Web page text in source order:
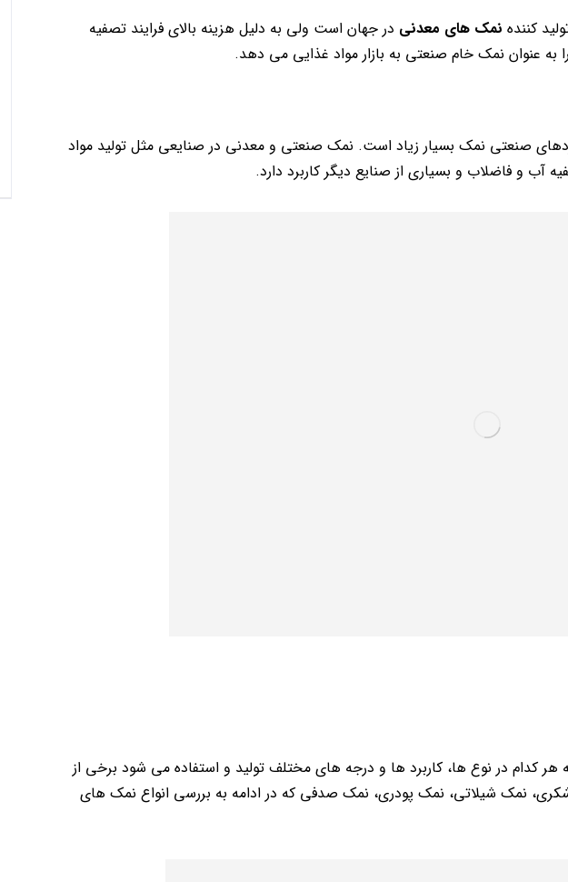
کننده نمک های معدنی در جهان است ولی به دلیل هزینه بالای فرایند تصفیه
عنوان نمک خام صنعتی به بازار مواد غذایی می دهد.
صنعتی نمک بسیار زیاد است. نمک صنعتی و معدنی در صنایعی مثل تولید مواد
آب و فاضلاب و بسیاری از صنایع دیگر کاربرد دارد.
کدام در نوع ها، کاربرد ها و درجه های مختلف تولید و استفاده می شود برخی از
نمک شیلاتی، نمک پودری، نمک صدفی که در ادامه به بررسی انواع نمک های